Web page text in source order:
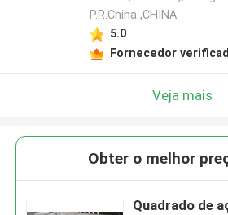
P.R.China ,CHINA
5.0
Fornecedor
Veja mais
Obter o melhor
Quadrado de